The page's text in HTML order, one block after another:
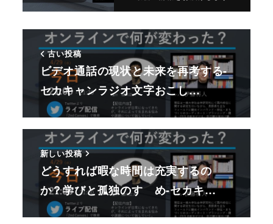
古い投稿
ビデオ通話の現状と未来を再考する-
セカキャンラジオ文字おこし…
新しい投稿
どうすれば暇な時間は充実するの
か？学びと孤独のすゝめ-セカキ…